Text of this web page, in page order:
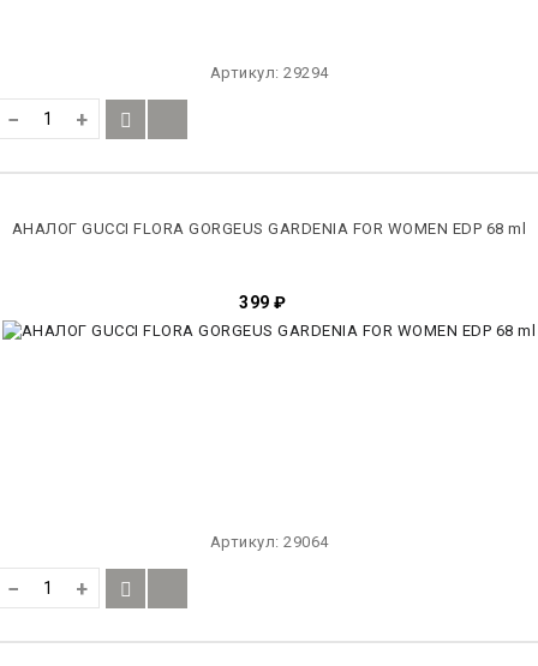
Артикул: 29294
− +
АНАЛОГ GUCCI FLORA GORGEUS GARDENIA FOR WOMEN EDP 68 ml
399 ₽
Артикул: 29064
− +